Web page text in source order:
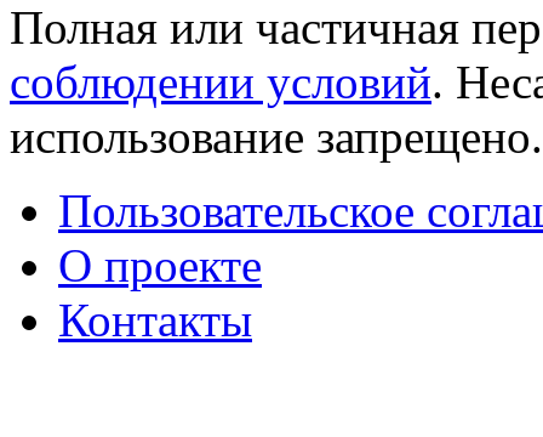
Полная или частичная
соблюдении условий.
использование
Пользовательское
О проекте
Контакты